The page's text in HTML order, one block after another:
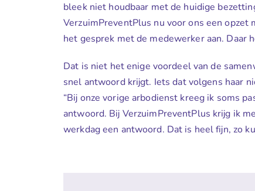
bleek niet houdbaar met de huidige
VerzuimPreventPlus nu voor ons een opzet
het gesprek met de medewerker aan. Daar
Dat is niet het enige voordeel van de
snel antwoord krijgt. Iets dat volgens haar
“Bij onze vorige arbodienst kreeg ik soms
antwoord. Bij VerzuimPreventPlus krijg ik
werkdag een antwoord. Dat is heel fijn, zo